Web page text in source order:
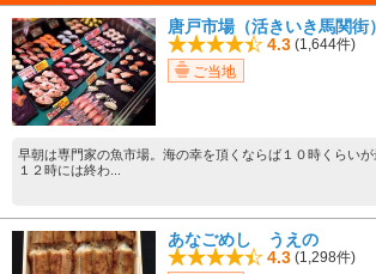
唐戸市場（活きいき馬関街）
4.3 (1,644件)
ご当地
早朝は専門家の魚市場。海の幸を頂くならば１０時くらい
１２時には終わ...
あなごめし うえの
4.3 (1,298件)